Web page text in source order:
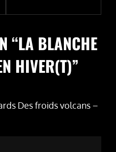
“LA BLANCHE
HIVER(T)”
Des froids volcans –